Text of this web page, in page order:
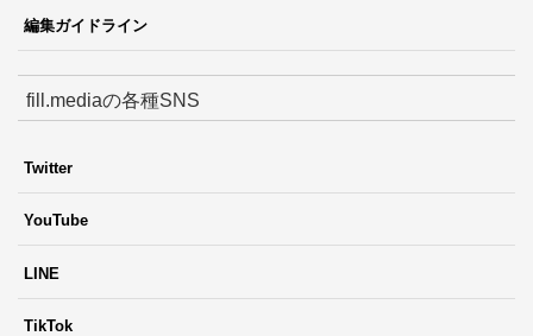
編集ガイドライン
fill.mediaの各種SNS
Twitter
YouTube
LINE
TikTok